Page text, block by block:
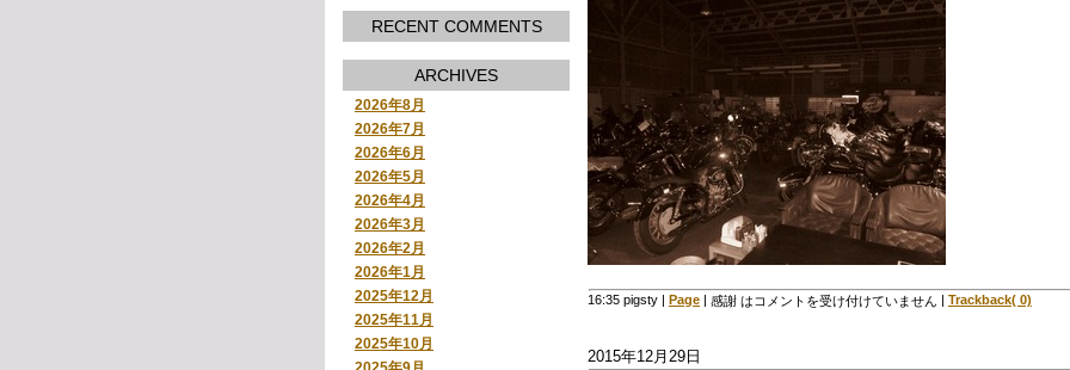
RECENT COMMENTS
ARCHIVES
2026年8月
2026年7月
2026年6月
2026年5月
2026年4月
2026年3月
2026年2月
2026年1月
2025年12月
2025年11月
2025年10月
16:35 pigsty | Page | 感謝 は コメントを受け付けていません | Trackback( 0)
2015年12月29日